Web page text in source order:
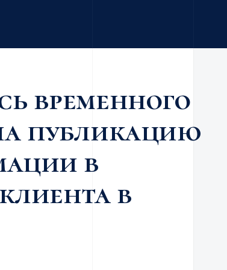
временного
публикацию
в
в